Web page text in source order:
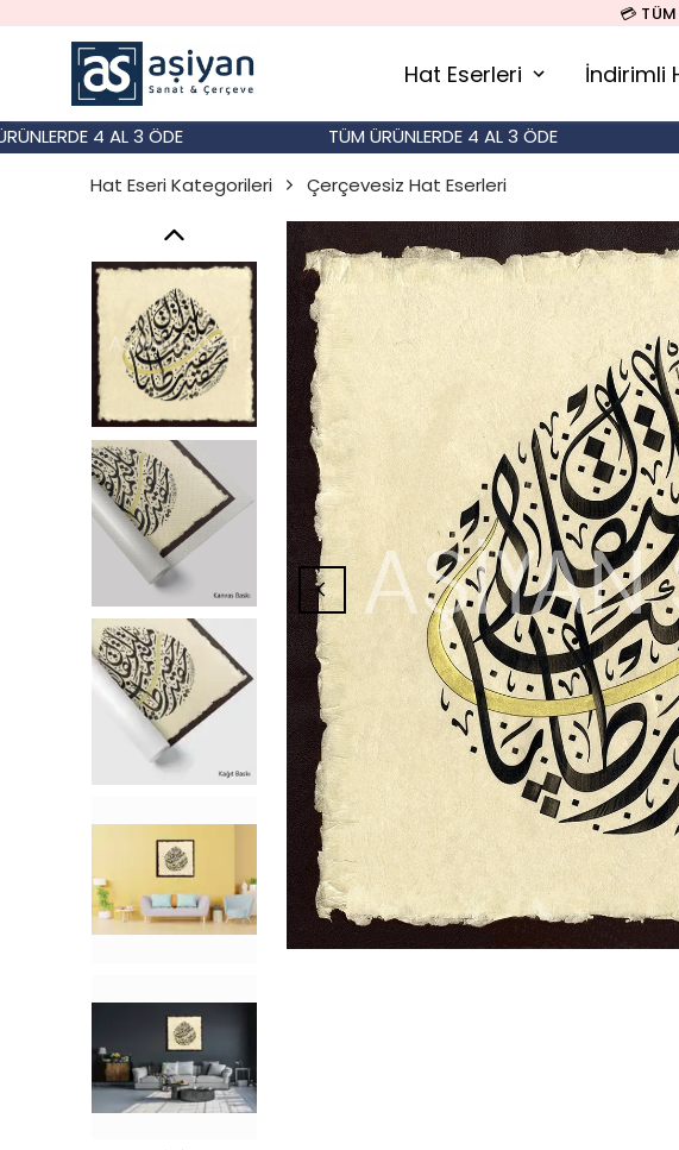
💳 TÜM BANKA KARTLARINA
Hat Eserleri İndirimli
4 AL 3 ÖDE TÜM ÜRÜNLERDE 4 AL 3 ÖDE
Hat Eseri Kategorileri
Çerçevesiz Hat Eserleri